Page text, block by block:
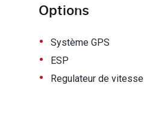
Options
• Système GPS
• ESP
• Regulateur de vitesse